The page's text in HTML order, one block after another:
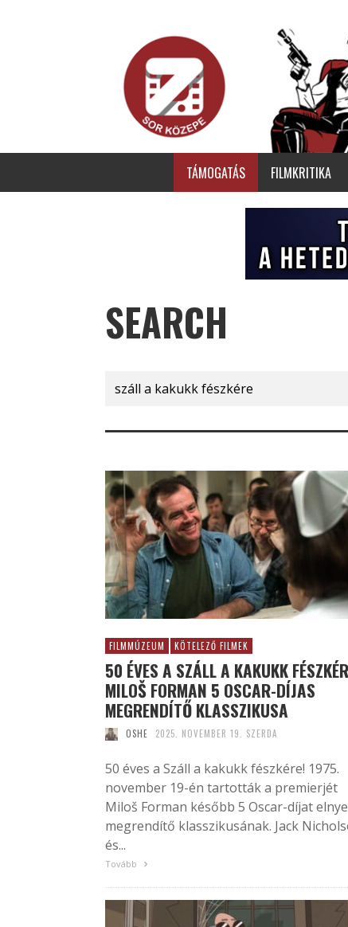
TÁMOGATÁS FILMKRITIKA
SEARCH
Search
for:
FILMMÚZEUM KÖTELEZŐ FILMEK
50 ÉVES A SZÁLL A KAKUKK
MILOŠ FORMAN 5 OSCAR-DÍJAS
MEGRENDÍTŐ KLASSZIKUSA
OSHE 2025. NOVEMBER 19. SZERDA
50 éves a Száll a kakukk fészkére! 1975.
november 19-én tartották a premierjét
Miloš Forman később 5 Oscar-díjat
megrendítő klasszikusának. Jack
és...
Tovább